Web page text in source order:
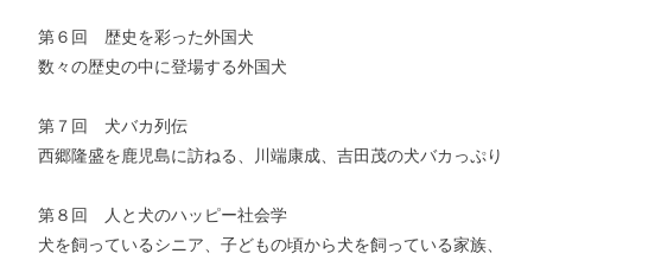
第６回 歴史を彩った外国犬
数々の歴史の中に登場する外国犬
第７回 犬バカ列伝
西郷隆盛を鹿児島に訪ねる、川端康成、吉田茂の犬バカっぷり
第８回 人と犬のハッピー社会学
犬を飼っているシニア、子どもの頃から犬を飼っている家族、